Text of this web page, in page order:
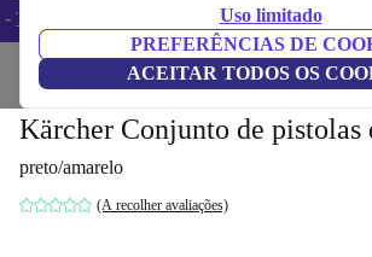
Uso limitado
PREFERÊNCIAS DE
ACEITAR TODOS OS
- TC
Início Jardim Ferramentas de jardim
Kärcher Conjunto de pistolas
preto/amarelo
(A recolher avaliações)